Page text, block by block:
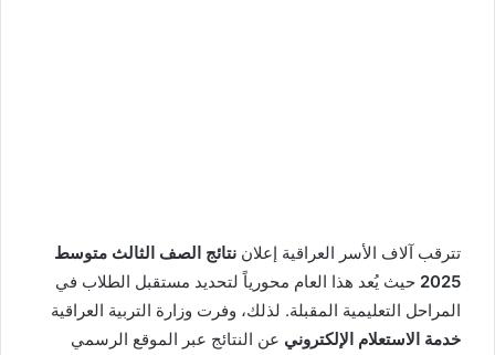
تترقب آلاف الأسر العراقية إعلان نتائج الصف الثالث متوسط
2025 حيث يُعد هذا العام محورياً لتحديد مستقبل الطلاب في
المراحل التعليمية المقبلة. لذلك، وفرت وزارة التربية العراقية
خدمة الاستعلام الإلكتروني عن النتائج عبر الموقع الرسمي